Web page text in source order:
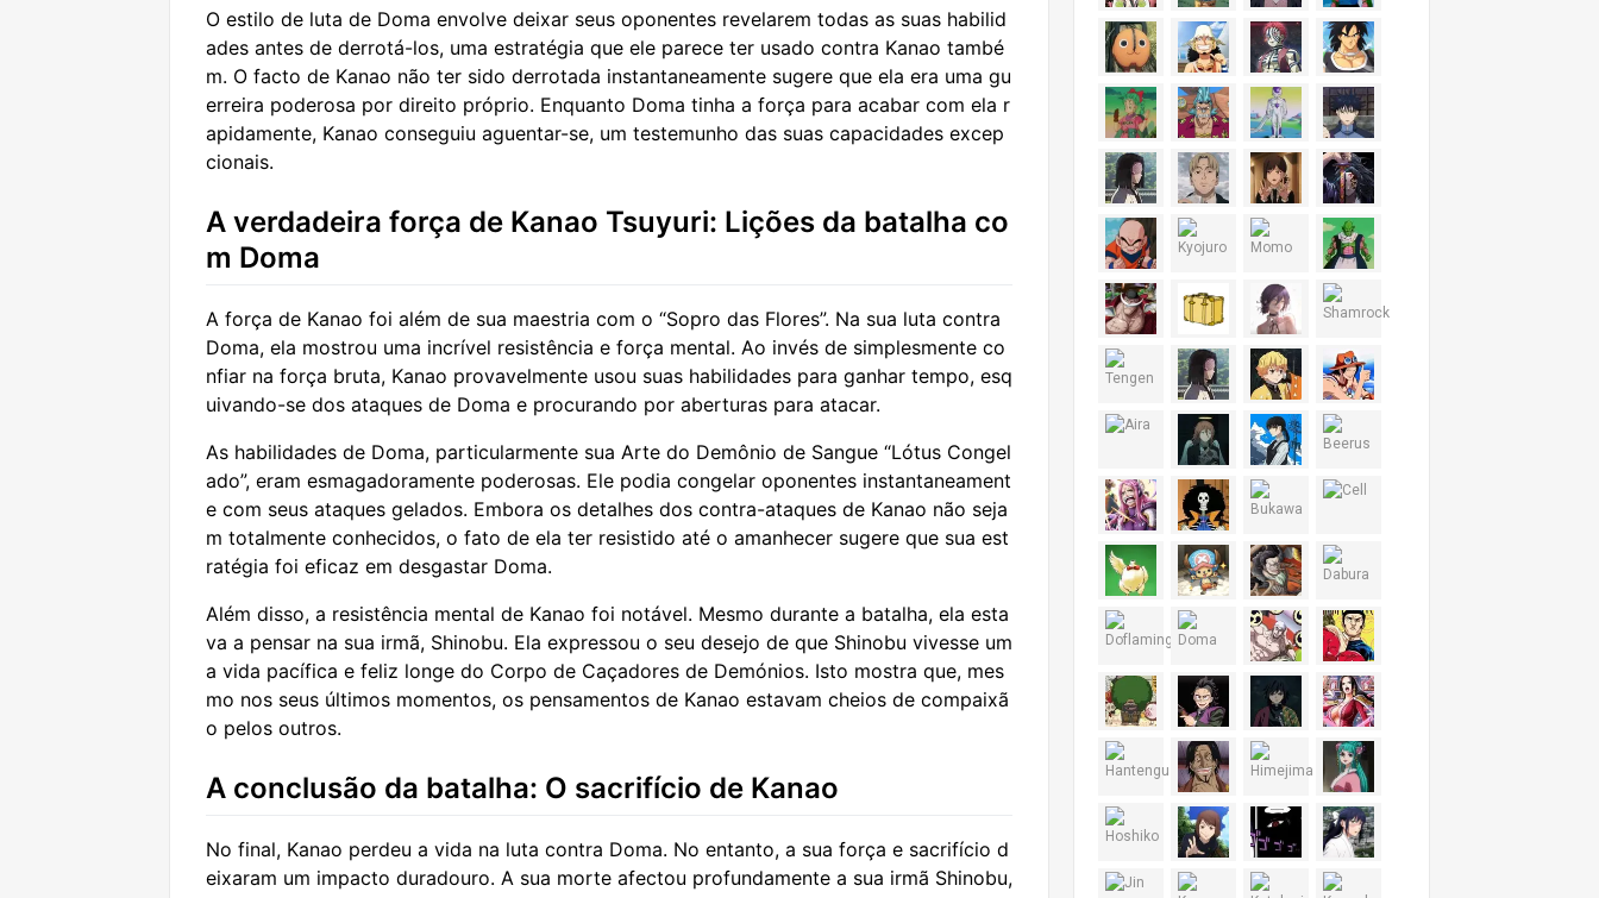
O estilo de luta de Doma envolve deixar seus oponentes revelarem todas as suas habilid
ades antes de derrotá-los, uma estratégia que ele parece ter usado contra Kanao també
m. O facto de Kanao não ter sido derrotada instantaneamente sugere que ela era uma gu
erreira poderosa por direito próprio. Enquanto Doma tinha a força para acabar com ela r
apidamente, Kanao conseguiu aguentar-se, um testemunho das suas capacidades excep
cionais.
A verdadeira força de Kanao Tsuyuri: Lições da batalha co
m Doma
A força de Kanao foi além de sua maestria com o “Sopro das Flores”. Na sua luta contra
Doma, ela mostrou uma incrível resistência e força mental. Ao invés de simplesmente co
nfiar na força bruta, Kanao provavelmente usou suas habilidades para ganhar tempo, esq
uivando-se dos ataques de Doma e procurando por aberturas para atacar.
As habilidades de Doma, particularmente sua Arte do Demônio de Sangue “Lótus Congel
ado”, eram esmagadoramente poderosas. Ele podia congelar oponentes instantaneament
e com seus ataques gelados. Embora os detalhes dos contra-ataques de Kanao não seja
m totalmente conhecidos, o fato de ela ter resistido até o amanhecer sugere que sua est
ratégia foi eficaz em desgastar Doma.
Além disso, a resistência mental de Kanao foi notável. Mesmo durante a batalha, ela esta
va a pensar na sua irmã, Shinobu. Ela expressou o seu desejo de que Shinobu vivesse um
a vida pacífica e feliz longe do Corpo de Caçadores de Demónios. Isto mostra que, mes
mo nos seus últimos momentos, os pensamentos de Kanao estavam cheios de compaixã
o pelos outros.
A conclusão da batalha: O sacrifício de Kanao
No final, Kanao perdeu a vida na luta contra Doma. No entanto, a sua força e sacrifício d
eixaram um impacto duradouro. A sua morte afectou profundamente a sua irmã Shinobu,